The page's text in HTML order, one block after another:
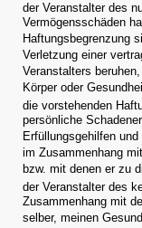
der Veranstalter des
Vermögensschäden
Haftungsbegrenzung
Verletzung einer
Veranstalters
Körper oder
die vorstehenden
persönliche
Erfüllungsgehilfen
im Zusammenhang
bzw. mit denen er zu
der Veranstalter des
Zusammenhang mit
selber, meinen